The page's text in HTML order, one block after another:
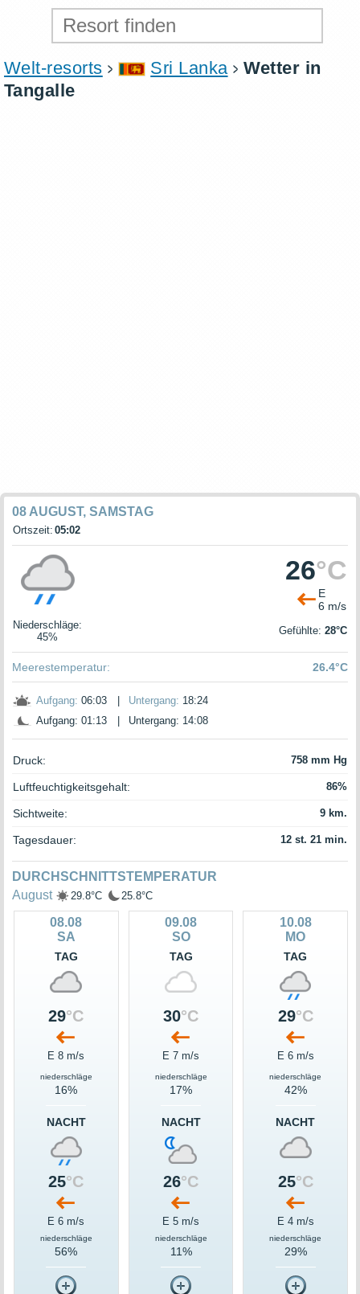
Welt-resorts Sri Lanka
Wetter in
Tangalle
08 AUGUST, SAMSTAG
Ortszeit: 05:02
26°C
E
6 m/s
Niederschläge:
45%
Gefühlte: 28°C
Meerestemperatur: 26.4°C
Aufgang: 06:03 Untergang: 18:24
Aufgang: 01:13
Untergang: 14:08
Druck: 758 mm Hg
Luftfeuchtigkeitsgehalt: 86%
Sichtweite: 9 km.
Tagesdauer: 12 st. 21 min.
DURCHSCHNITTSTEMPERATUR
August
29.8°C 25.8°C
08.08
SA
TAG
29°C
E 8 m/s
niederschläge
16%
NACHT
25°C
E 6 m/s
niederschläge
56%
09.08
SO
TAG
30°C
E 7 m/s
niederschläge
17%
NACHT
26°C
E 5 m/s
niederschläge
11%
10.08
MO
TAG
29°C
E 6 m/s
niederschläge
42%
NACHT
25°C
E 4 m/s
niederschläge
29%